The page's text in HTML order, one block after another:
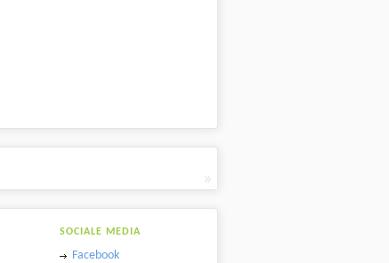
»
SOCIALE MEDIA
Facebook